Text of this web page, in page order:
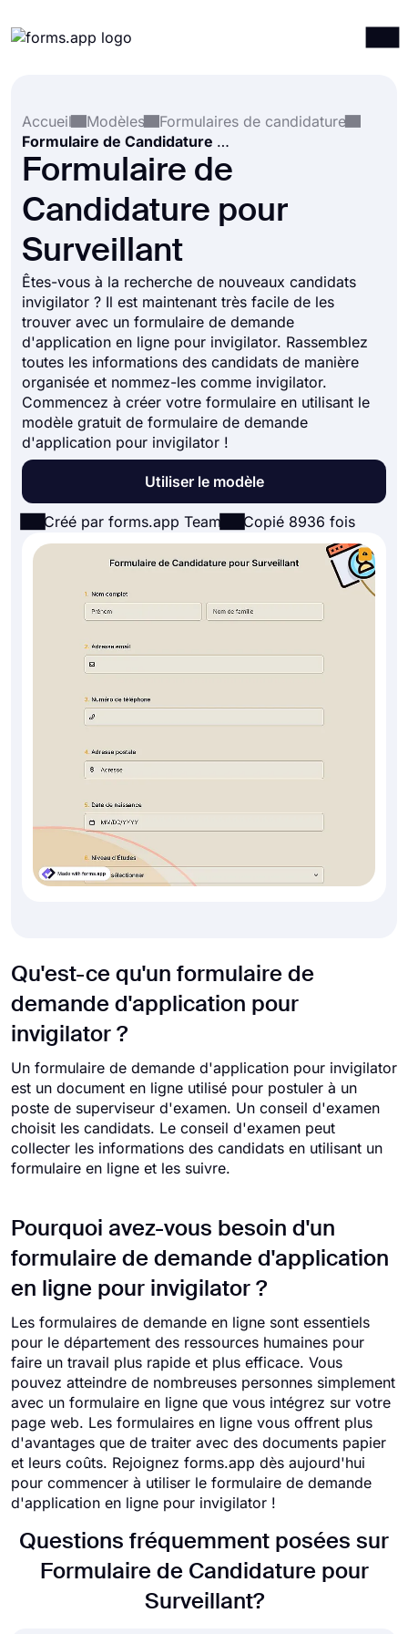
Intégrations
Modèles
Ressources
Accueil
Modèles
Formulaires de candidature
Formulaire de Candidature pour Surveillant
Formulaire de
Candidature pour
Surveillant
Êtes-vous à la recherche de nouveaux candidats
invigilator ? Il est maintenant très facile de les
trouver avec un formulaire de demande
d'application en ligne pour invigilator. Rassemblez
toutes les informations des candidats de manière
organisée et nommez-les comme invigilator.
Commencez à créer votre formulaire en utilisant le
modèle gratuit de formulaire de demande
d'application pour invigilator !
Utiliser le modèle
Créé par forms.app Team Copié 8936 fois
Qu'est-ce qu'un formulaire de
demande d'application pour
invigilator ?
Un formulaire de demande d'application pour invigilator
est un document en ligne utilisé pour postuler à un
poste de superviseur d'examen. Un conseil d'examen
choisit les candidats. Le conseil d'examen peut
collecter les informations des candidats en utilisant un
formulaire en ligne et les suivre.
Pourquoi avez-vous besoin d'un
formulaire de demande d'application
en ligne pour invigilator ?
Les formulaires de demande en ligne sont essentiels
pour le département des ressources humaines pour
faire un travail plus rapide et plus efficace. Vous
pouvez atteindre de nombreuses personnes simplement
avec un formulaire en ligne que vous intégrez sur votre
page web. Les formulaires en ligne vous offrent plus
d'avantages que de traiter avec des documents papier
et leurs coûts. Rejoignez forms.app dès aujourd'hui
pour commencer à utiliser le formulaire de demande
d'application en ligne pour invigilator !
Questions fréquemment posées sur
Formulaire de Candidature pour
Surveillant?